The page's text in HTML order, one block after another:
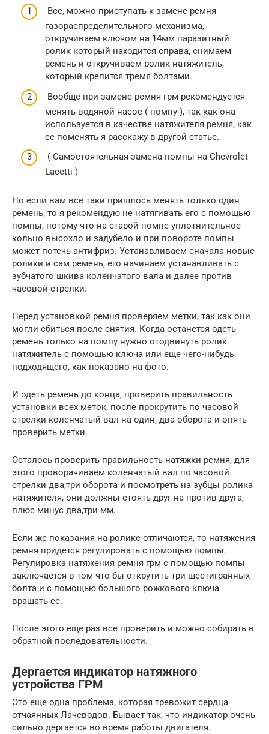
Все, можно приступать к замене ремня
газораспределительного механизма,
откручиваем ключом на 14мм паразитный
ролик который находится справа, снимаем
ремень и откручиваем ролик натяжитель,
который крепится тремя болтами.
Вообще при замене ремня грм рекомендуется
менять водяной насос ( помпу ), так как она
используется в качестве натяжителя ремня, как
ее поменять я расскажу в другой статье.
( Самостоятельная замена помпы на Chevrolet
Lacetti )
Но если вам все таки пришлось менять только один
ремень, то я рекомендую не натягивать его с помощью
помпы, потому что на старой помпе уплотнительное
кольцо высохло и задубело и при повороте помпы
может потечь антифриз. Устанавливаем сначала новые
ролики и сам ремень, его начинаем устанавливать с
зубчатого шкива коленчатого вала и далее против
часовой стрелки.
Перед установкой ремня проверяем метки, так как они
могли сбиться после снятия. Когда останется одеть
ремень только на помпу нужно отодвинуть ролик
натяжитель с помощью ключа или еще чего-нибудь
подходящего, как показано на фото.
И одеть ремень до конца, проверить правильность
установки всех меток, после прокрутить по часовой
стрелки коленчатый вал на один, два оборота и опять
проверить метки.
Осталось проверить правильность натяжки ремня, для
этого проворачиваем коленчатый вал по часовой
стрелки два,три оборота и посмотреть на зубцы ролика
натяжителя, они должны стоять друг на против друга,
плюс минус два,три мм.
Если же показания на ролике отличаются, то натяжения
ремня придется регулировать с помощью помпы.
Регулировка натяжения ремня грм с помощью помпы
заключается в том что бы открутить три шестигранных
болта и с помощью большого рожкового ключа
вращать ее.
После этого еще раз все проверить и можно собирать в
обратной последовательности.
Дергается индикатор натяжного
устройства ГРМ
Это еще одна проблема, которая тревожит сердца
отчаянных Лачеводов. Бывает так, что индикатор очень
сильно дергается во время работы двигателя.